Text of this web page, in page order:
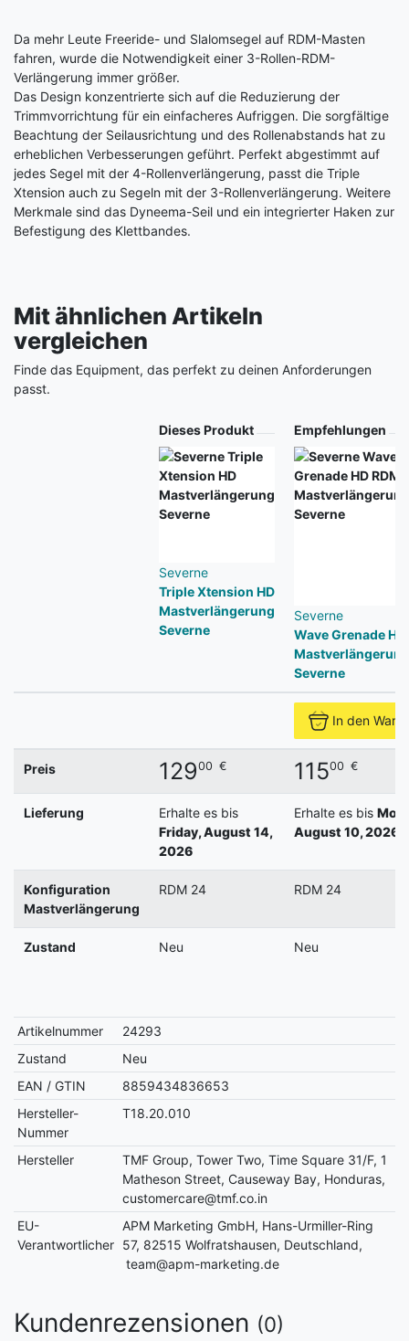
Da mehr Leute Freeride- und Slalomsegel auf RDM-Masten
fahren, wurde die Notwendigkeit einer 3-Rollen-RDM-
Verlängerung immer größer.
Das Design konzentrierte sich auf die Reduzierung der
Trimmvorrichtung für ein einfacheres Aufriggen. Die sorgfältige
Beachtung der Seilausrichtung und des Rollenabstands hat zu
erheblichen Verbesserungen geführt. Perfekt abgestimmt auf
jedes Segel mit der 4-Rollenverlängerung, passt die Triple
Xtension auch zu Segeln mit der 3-Rollenverlängerung. Weitere
Merkmale sind das Dyneema-Seil und ein integrierter Haken zur
Befestigung des Klettbandes.
Mit ähnlichen Artikeln
vergleichen
Finde das Equipment, das perfekt zu deinen Anforderungen
passt.
Dieses Produkt
Severne
Triple Xtension HD
Mastverlängerung
Severne
Empfehlungen
Severne
Wave Grenade HD
Mastverlängerung
Severne
In den
Preis 12900 € 11500 €
Lieferung
Erhalte es bis
Friday, August 14,
2026
Erhalte es bis
August 10, 2026
Konfiguration
Mastverlängerung
RDM 24 RDM 24
Zustand Neu Neu
Artikelnummer
24293
Zustand
Neu
EAN / GTIN
8859434836653
Hersteller-
Nummer
T18.20.010
Hersteller
TMF Group, Tower Two, Time Square 31/F, 1
Matheson Street, Causeway Bay, Honduras,
customercare@tmf.co.in
EU-
Verantwortlicher
APM Marketing GmbH, Hans-Urmiller-Ring
57, 82515 Wolfratshausen, Deutschland,
team@apm-marketing.de
Kundenrezensionen (0)